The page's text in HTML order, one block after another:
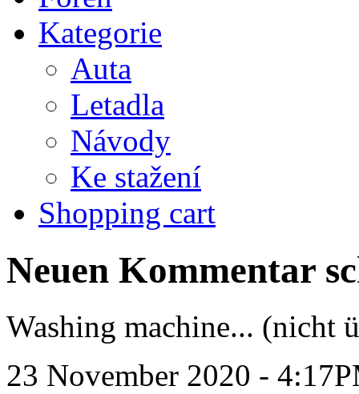
Kategorie
Auta
Letadla
Návody
Ke stažení
Shopping cart
Neuen Kommentar
Washing machine... (nicht
23 November 2020 -